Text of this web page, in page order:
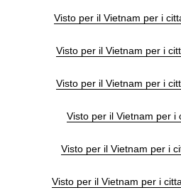
Visto per il Vietnam per i
Visto per il Vietnam per i
Visto per il Vietnam per i
Visto per il Vietnam per i
Visto per il Vietnam per i
Visto per il Vietnam per i